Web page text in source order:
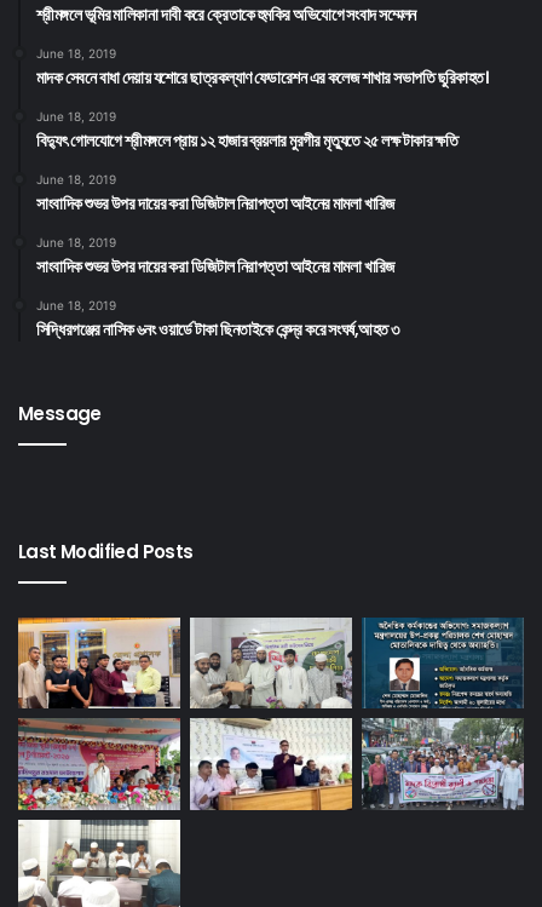
শ্রীমঙ্গলে ভূমির মালিকানা দাবী করে ক্রেতাকে হুমকির অভিযোগে সংবাদ সম্মেলন
June 18, 2019
মাদক সেবনে বাধা দেয়ায় যশোরে ছাত্রকল্যাণ ফেডারেশন এর কলেজ শাখার সভাপতি ছুরিকাহত।
June 18, 2019
বিদ্যুৎ গোলযোগে শ্রীমঙ্গলে প্রায় ১২ হাজার ব্রয়লার মুরগীর মৃত্যুতে ২৫ লক্ষ টাকার ক্ষতি
June 18, 2019
সাংবাদিক শুভর উপর দায়ের করা ডিজিটাল নিরাপত্তা আইনের মামলা খারিজ
June 18, 2019
সাংবাদিক শুভর উপর দায়ের করা ডিজিটাল নিরাপত্তা আইনের মামলা খারিজ
June 18, 2019
সিদ্ধিরগঞ্জের নাসিক ৬নং ওয়ার্ডে টাকা ছিনতাইকে কেন্দ্র করে সংঘর্ষ,আহত ৩
Message
Last Modified Posts